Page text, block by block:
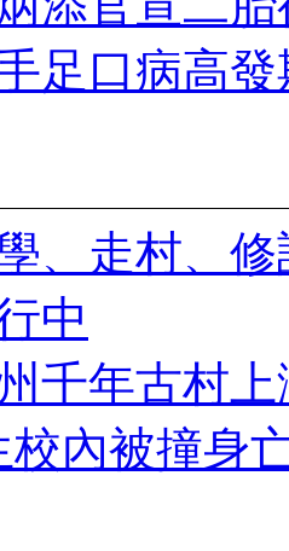
足口病高
、走村、
中
千年古村
校內被撞身